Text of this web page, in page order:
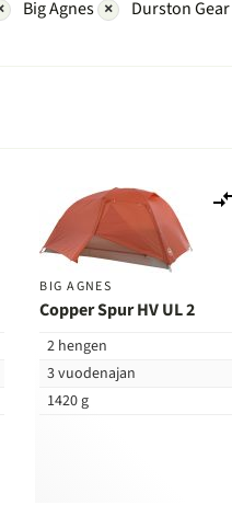
Big Agnes × Durston Gear
vertailuun
BIG AGNES
Copper Spur HV UL 2
2 hengen
3 vuodenajan
1420 g